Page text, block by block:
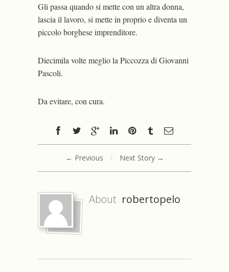
Gli passa quando si mette con un altra donna,
lascia il lavoro, si mette in proprio e diventa un
piccolo borghese imprenditore.
Diecimila volte meglio la Piccozza di Giovanni
Pascoli.
Da evitare, con cura.
← Previous / Next Story →
About robertopelo